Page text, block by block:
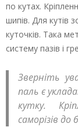
по кутах.
шипів. Для кутів
куточків. Така
систему пазів і
Зверніть
паль є
кутку.
саморізів до